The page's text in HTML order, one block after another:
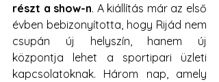
részt a show-n. A kiállítás már az első
évben bebizonyította, hogy Rijád nem
csupán új helyszín, hanem új
központja lehet a sportipari üzleti
kapcsolatoknak. Három nap, amely